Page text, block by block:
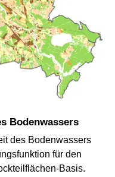
Bodenwassers
des Bodenwassers
für den
Basis.